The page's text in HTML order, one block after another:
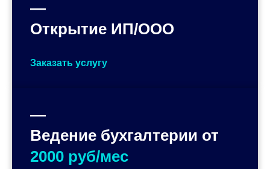
—
Открытие ИП/ООО
Заказать услугу
—
Ведение бухгалтерии от
2000 руб/мес